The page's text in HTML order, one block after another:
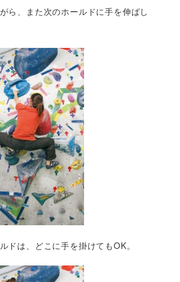
ら、また次のホールドに手を伸ばし
ドは、どこに手を掛けてもOK。